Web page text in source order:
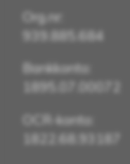
Org.nr:
939.885.684
Bankkonto:
1895.07.00072
OCR-konto:
1822.68.93187